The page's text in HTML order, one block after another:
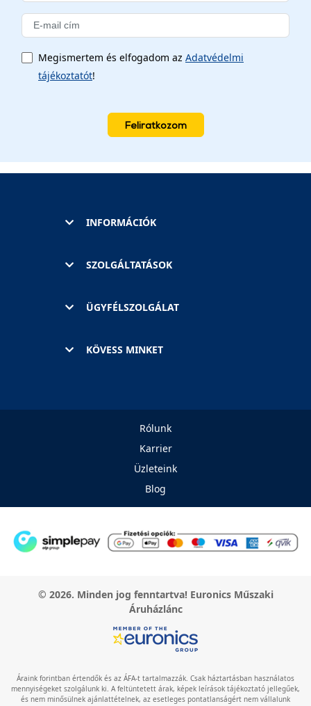
Megismertem és elfogadom az Adatvédelmi
tájékoztatót!
Feliratkozom
INFORMÁCIÓK
SZOLGÁLTATÁSOK
ÜGYFÉLSZOLGÁLAT
KÖVESS MINKET
Rólunk
Karrier
Üzleteink
Blog
© 2026. Minden jog fenntartva! Euronics Műszaki
Áruházlánc
Áraink forintban értendők és az ÁFA-t tartalmazzák. Csak háztartásban használatos
mennyiségeket szolgálunk ki. A feltüntetett árak, képek leírások tájékoztató jellegűek,
és nem minősülnek ajánlattételnek, az esetleges pontatlanságért nem vállalunk